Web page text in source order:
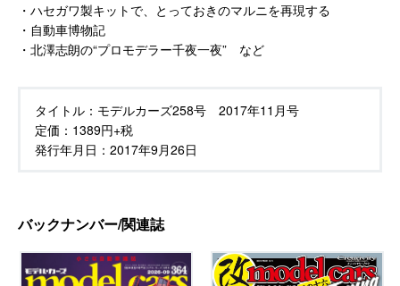
・ハセガワ製キットで、とっておきのマルニを再現する
・自動車博物記
・北澤志朗の“プロモデラー千夜一夜” など
タイトル： モデルカーズ258号 2017年11月号
定価： 1389円+税
発行年月日： 2017年9月26日
バックナンバー/関連誌